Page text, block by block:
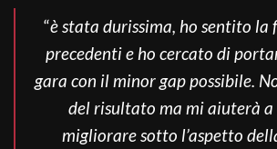
“è stata durissima, ho sentito la
precedenti e ho cercato di
gara con il minor gap possibile.
del risultato ma mi aiuterà a
migliorare sotto l’aspetto